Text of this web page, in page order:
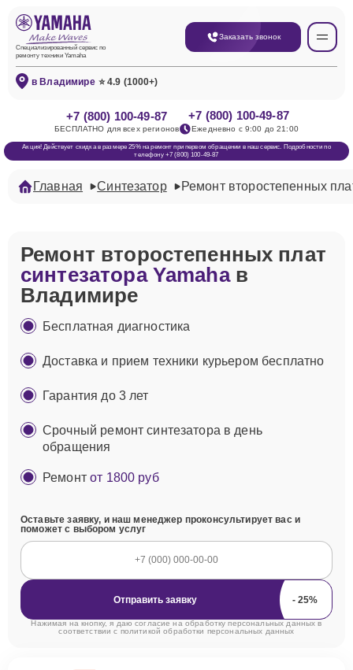
Специализированный сервис по
ремонту техники Yamaha
Заказать звонок
в Владимире ⭐ 4.9 (1000+)
+7 (800) 100-49-87
БЕСПЛАТНО для всех регионов
+7 (800) 100-49-87
Ежедневно с 9:00 до 21:00
Акция! Действует скидка в размере 25% на ремонт при первом обращении в наш сервис. Подробности по
телефону +7 (800) 100-49-87
Главная Синтезатор Ремонт второстепенных
Ремонт второстепенных плат
синтезатора Yamahaв
Владимире
Бесплатная диагностика
Доставка и прием техники курьером бесплатно
Гарантия до 3 лет
Срочный ремонт синтезатора в день
обращения
Ремонтот 1800 руб
Оставьте заявку, и наш менеджер проконсультирует вас и
поможет с выбором услуг
Отправить заявку
Нажимая на кнопку, я даю согласие на обработку персональных данных в
соответствии с политикой обработки персональных данных